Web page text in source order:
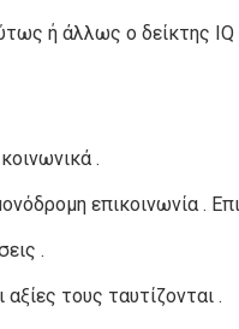
ή άλλως ο δείκτης
.
επικοινωνία .
.
τους ταυτίζονται .